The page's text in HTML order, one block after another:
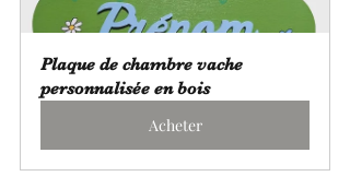
Plaque de chambre vache
personnalisée en bois
Acheter